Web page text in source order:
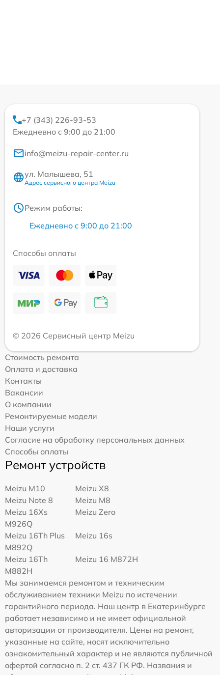
+7 (343) 226-93-53
Ежедневно с 9:00 до 21:00
info@meizu-repair-center.ru
ул. Малышева, 51
Адрес сервисного центра Meizu
Режим работы:
Ежедневно с 9:00 до 21:00
Способы оплаты
© 2026 Сервисный центр Meizu
Стоимость ремонта
Оплата и доставка
Контакты
Вакансии
О компании
Ремонтируемые модели
Наши услуги
Согласие на обработку персональных данных
Способы оплаты
Ремонт устройств
Meizu M10
Meizu X8
Meizu Note 8
Meizu M8
Meizu 16Xs
M926Q
Meizu Zero
Meizu 16Th Plus
M892Q
Meizu 16s
Meizu 16Th
M882H
Meizu 16 M872H
Мы занимаемся ремонтом и техническим
обслуживанием техники Meizu по истечении
гарантийного периода. Наш центр в Екатеринбурге
работает независимо и не имеет официальной
авторизации от производителя. Цены на ремонт,
указанные на сайте, носят исключительно
ознакомительный характер и не являются публичной
офертой согласно п. 2 ст. 437 ГК РФ. Названия и